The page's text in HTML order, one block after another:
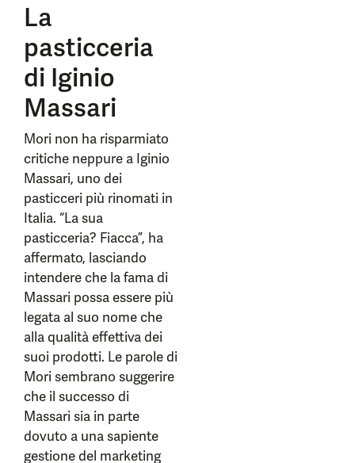
La
pasticceria
di Iginio
Massari
Mori non ha risparmiato
critiche neppure a Iginio
Massari, uno dei
pasticceri più rinomati in
Italia. “La sua
pasticceria? Fiacca”, ha
affermato, lasciando
intendere che la fama di
Massari possa essere più
legata al suo nome che
alla qualità effettiva dei
suoi prodotti. Le parole di
Mori sembrano suggerire
che il successo di
Massari sia in parte
dovuto a una sapiente
gestione del marketing